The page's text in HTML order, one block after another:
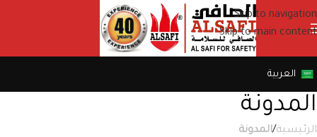
Skip to navigation
Skip to main content
العربية
المدونة
الرئيسية/المدونة